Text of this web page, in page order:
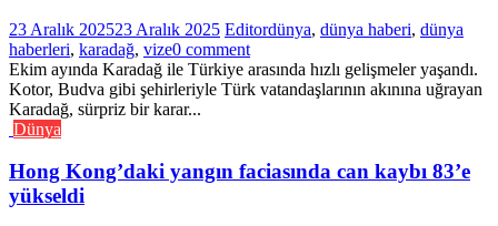
23 Aralık 202523 Aralık 2025 Editordünya, dünya haberi, dünya
haberleri, karadağ, vize0 comment
Ekim ayında Karadağ ile Türkiye arasında hızlı gelişmeler yaşandı.
Kotor, Budva gibi şehirleriyle Türk vatandaşlarının akınına uğrayan
Karadağ, sürpriz bir karar...
Dünya
Hong Kong’daki yangın faciasında can kaybı 83’e
yükseldi